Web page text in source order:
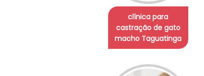
clínica para
castração de gato
macho Taguatinga